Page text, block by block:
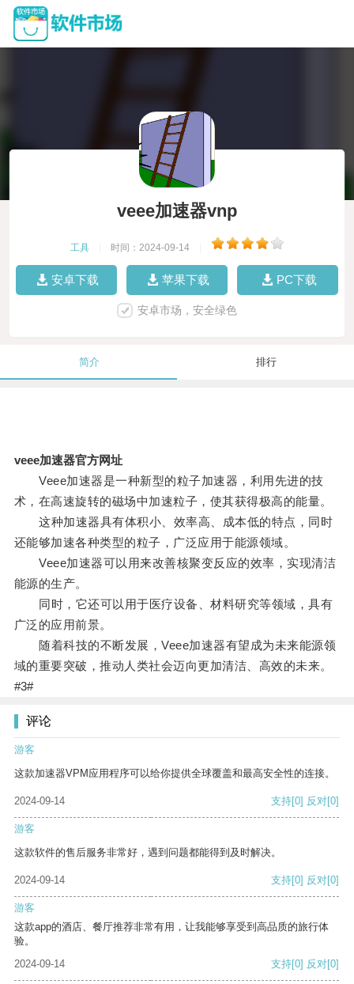
veee加速器vnp
工具 时间：2024-09-14
安卓下载 苹果下载 PC下载
安卓市场，安全绿色
简介 排行
veee加速器官方网址
Veee加速器是一种新型的粒子加速器，利用先进的技
术，在高速旋转的磁场中加速粒子，使其获得极高的能量。
这种加速器具有体积小、效率高、成本低的特点，同时
还能够加速各种类型的粒子，广泛应用于能源领域。
Veee加速器可以用来改善核聚变反应的效率，实现清洁
能源的生产。
同时，它还可以用于医疗设备、材料研究等领域，具有
广泛的应用前景。
随着科技的不断发展，Veee加速器有望成为未来能源领
域的重要突破，推动人类社会迈向更加清洁、高效的未来。
#3#
评论
游客
这款加速器VPM应用程序可以给你提供全球覆盖和最高安全性的连接。
2024-09-14 支持[0] 反对[0]
游客
这款软件的售后服务非常好，遇到问题都能得到及时解决。
2024-09-14 支持[0] 反对[0]
游客
这款app的酒店、餐厅推荐非常有用，让我能够享受到高品质的旅行体
验。
2024-09-14
支持[0] 反对[0]